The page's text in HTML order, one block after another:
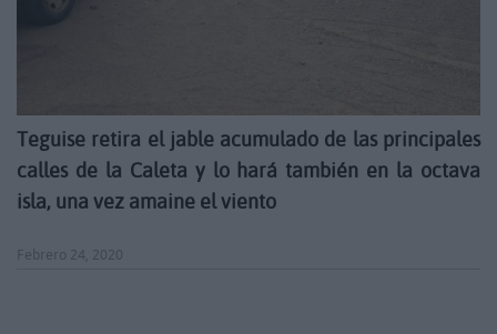
Teguise retira el jable acumulado de las principales
calles de la Caleta y lo hará también en la octava
isla, una vez amaine el viento
Febrero 24, 2020